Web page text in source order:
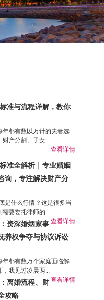
准与流程详解，教你
都有数以万计的夫妻选
产分割、子女...
查看详情
准全解析｜专业婚姻
询，专注解决财产分
是什么行情？这是很多当
要委托律师的...
查看详情
资深婚姻家事
养权争夺与协议诉讼
都有数万个家庭面临解
我见过凌晨两...
查看详情
离婚流程、财
攻略